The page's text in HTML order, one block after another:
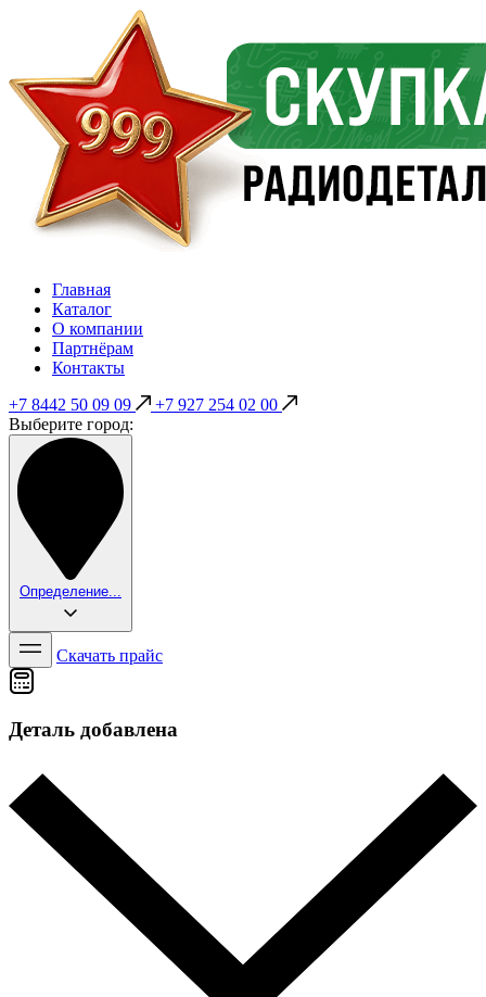
Главная
Каталог
О компании
Партнёрам
Контакты
+7 8442 50 09 09
+7 927 254 02 00
Выберите город:
Определение...
Скачать прайс
Деталь добавлена